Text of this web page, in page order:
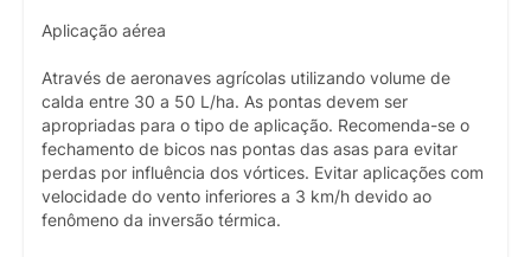
Aplicação aérea
Através de aeronaves agrícolas utilizando volume de
calda entre 30 a 50 L/ha. As pontas devem ser
apropriadas para o tipo de aplicação. Recomenda-se o
fechamento de bicos nas pontas das asas para evitar
perdas por influência dos vórtices. Evitar aplicações com
velocidade do vento inferiores a 3 km/h devido ao
fenômeno da inversão térmica.